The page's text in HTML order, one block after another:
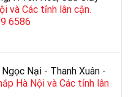
và Các tỉnh lân cận.
6586
Nại - Thanh Xuân -
Hà Nội và Các tỉnh lân